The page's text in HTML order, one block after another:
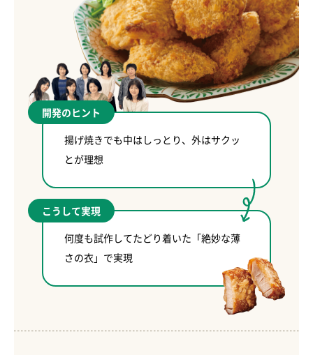
開発のヒント
揚げ焼きでも中はしっとり、外はサクッ
とが理想
こうして実現
何度も試作してたどり着いた「絶妙な薄
さの衣」で実現